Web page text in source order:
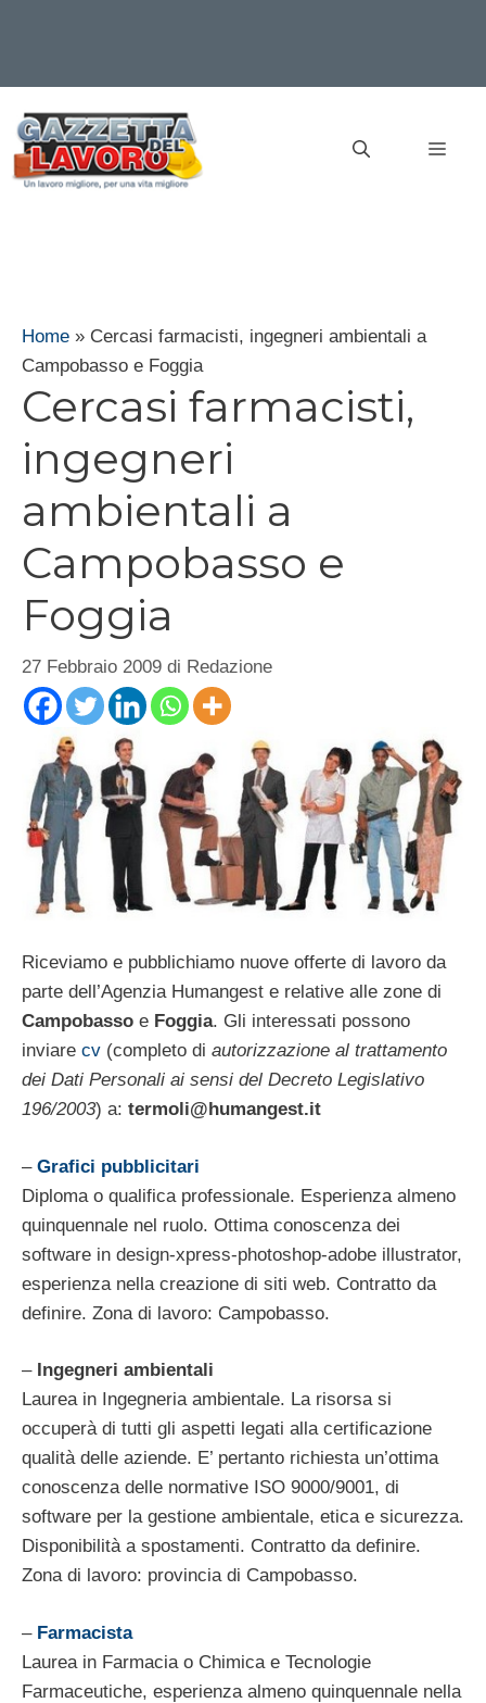
contenuto
Home » Cercasi farmacisti, ingegneri ambientali a
Campobasso e Foggia
Cercasi farmacisti,
ingegneri
ambientali a
Campobasso e
Foggia
27 Febbraio 2009 di Redazione
Riceviamo e pubblichiamo nuove offerte di lavoro da
parte dell’Agenzia Humangest e relative alle zone di
Campobasso e Foggia. Gli interessati possono
inviare cv (completo di autorizzazione al trattamento
dei Dati Personali ai sensi del Decreto Legislativo
196/2003) a: termoli@humangest.it
– Grafici pubblicitari
Diploma o qualifica professionale. Esperienza almeno
quinquennale nel ruolo. Ottima conoscenza dei
software in design-xpress-photoshop-adobe illustrator,
esperienza nella creazione di siti web. Contratto da
definire. Zona di lavoro: Campobasso.
– Ingegneri ambientali
Laurea in Ingegneria ambientale. La risorsa si
occuperà di tutti gli aspetti legati alla certificazione
qualità delle aziende. E’ pertanto richiesta un’ottima
conoscenza delle normative ISO 9000/9001, di
software per la gestione ambientale, etica e sicurezza.
Disponibilità a spostamenti. Contratto da definire.
Zona di lavoro: provincia di Campobasso.
– Farmacista
Laurea in Farmacia o Chimica e Tecnologie
Farmaceutiche, esperienza almeno quinquennale nella